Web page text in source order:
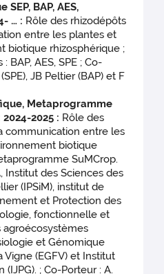
BAP, AES,
… : Rôle des rhizodépôts
entre les plantes et
biotique rhizosphérique ;
BAP, AES, SPE ; Co-
JB Peltier (BAP) et F
Metaprogramme
2024-2025 : Rôle des
communication entre les
biotique
SuMCrop.
Institut des Sciences des
(IPSiM), institut de
et Protection des
fonctionnelle et
et Génomique
(EGFV) et Institut
; Co-Porteur : A.